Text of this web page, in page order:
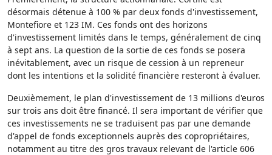
désormais détenue à 100 % par deux fonds d'investissement,
Montefiore et 123 IM. Ces fonds ont des horizons
d'investissement limités dans le temps, généralement de cinq
à sept ans. La question de la sortie de ces fonds se posera
inévitablement, avec un risque de cession à un repreneur
dont les intentions et la solidité financière resteront à évaluer.
Deuxièmement, le plan d'investissement de 13 millions d'euros
sur trois ans doit être financé. Il sera important de vérifier que
ces investissements ne se traduisent pas par une demande
d'appel de fonds exceptionnels auprès des copropriétaires,
notamment au titre des gros travaux relevant de l'article 606